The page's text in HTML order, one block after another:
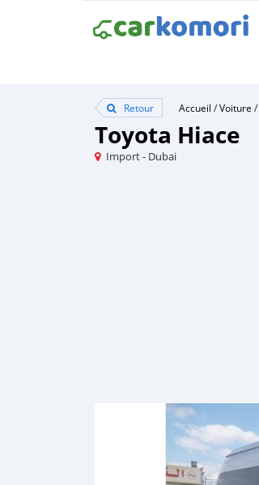
Retour Accueil /Voiture /
Toyota Hiace
Import - Dubai